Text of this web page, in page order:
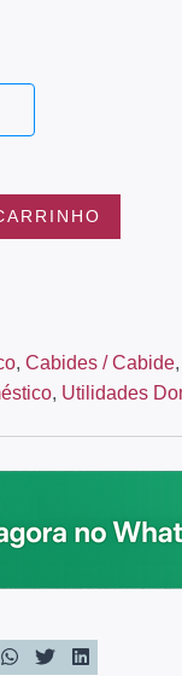
, Cabides / Cabide,
, Utilidades